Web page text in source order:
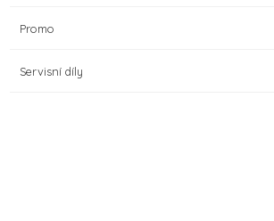
Promo
Servisní díly